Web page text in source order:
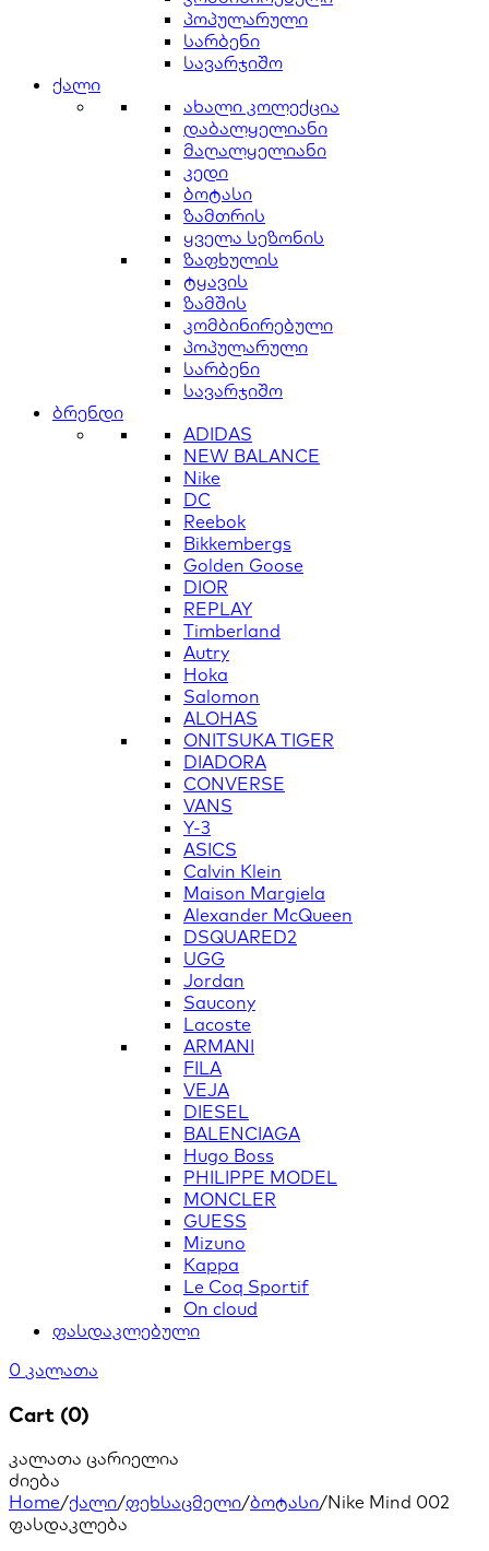
პოპულარული
სარბენი
სავარჯიშო
ქალი
ახალი კოლექცია
დაბალყელიანი
მაღალყელიანი
კედი
ბოტასი
ზამთრის
ყველა სეზონის
ზაფხულის
ტყავის
ზამშის
კომბინირებული
პოპულარული
სარბენი
სავარჯიშო
ბრენდი
ADIDAS
NEW BALANCE
Nike
DC
Reebok
Bikkembergs
Golden Goose
DIOR
REPLAY
Timberland
Autry
Hoka
Salomon
ALOHAS
ONITSUKA TIGER
DIADORA
CONVERSE
VANS
Y-3
ASICS
Calvin Klein
Maison Margiela
Alexander McQueen
DSQUARED2
UGG
Jordan
Saucony
Lacoste
ARMANI
FILA
VEJA
DIESEL
BALENCIAGA
Hugo Boss
PHILIPPE MODEL
MONCLER
GUESS
Mizuno
Kappa
Le Coq Sportif
On cloud
ფასდაკლებული
0 კალათა
Cart (0)
კალათა ცარიელია
ძიება
Home/ქალი/ფეხსაცმელი/ბოტასი/Nike Mind 002
ფასდაკლება